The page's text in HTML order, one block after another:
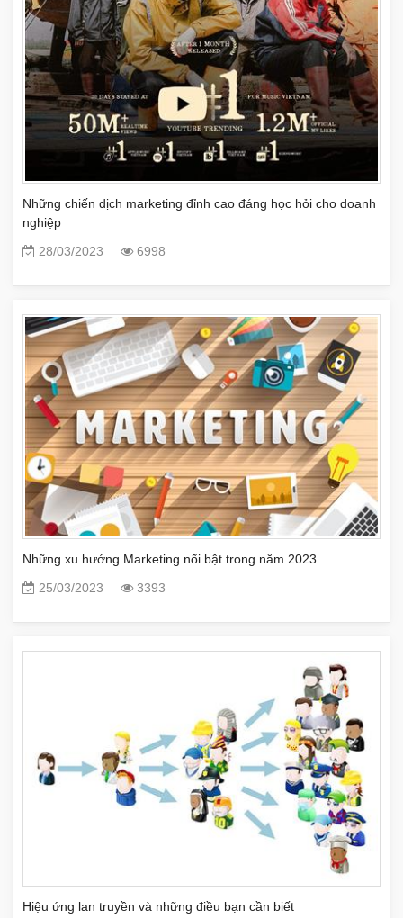
Những chiến dịch marketing đỉnh cao đáng học hỏi cho doanh
nghiệp
28/03/2023
6998
Những xu hướng Marketing nổi bật trong năm 2023
25/03/2023
3393
Hiệu ứng lan truyền và những điều bạn cần biết